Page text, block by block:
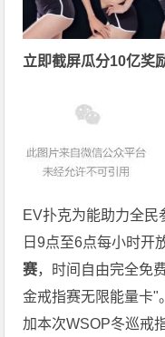
立即截屏瓜分10亿奖
EV扑克为能助力全
日9点至6点每小时开
赛，时间自由完全免
金戒指赛无限能量卡"
加本次WSOP冬巡戒